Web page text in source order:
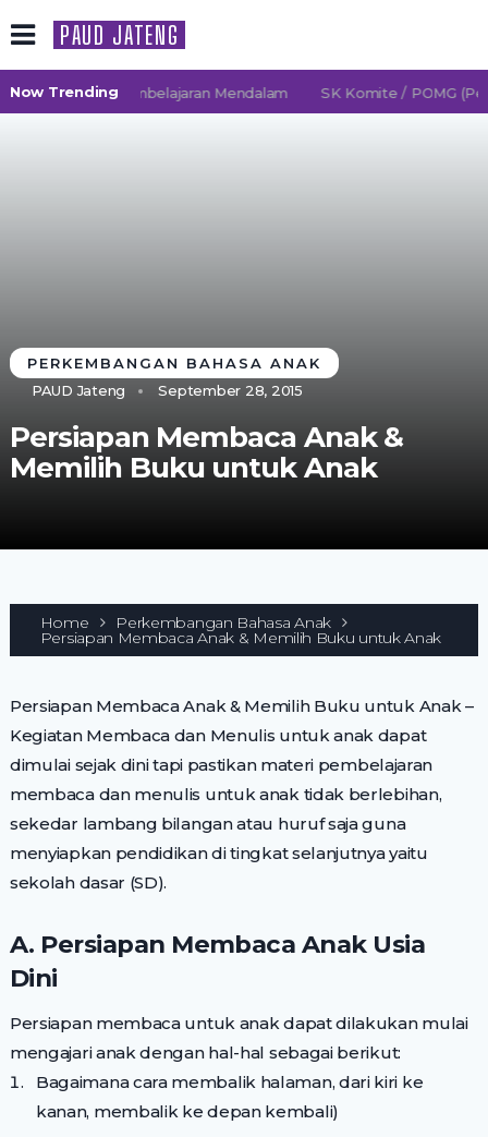
PAUD JATENG
Now Trending
2027 TK Pembelajaran Mendalam SK Komite / POMG
PERKEMBANGAN BAHASA ANAK
PAUD Jateng
September 28, 2015
Persiapan Membaca Anak &
Memilih Buku untuk Anak
Home Perkembangan Bahasa Anak
Persiapan Membaca Anak & Memilih Buku untuk Anak
Persiapan Membaca Anak & Memilih Buku untuk Anak –
Kegiatan Membaca dan Menulis untuk anak dapat
dimulai sejak dini tapi pastikan materi pembelajaran
membaca dan menulis untuk anak tidak berlebihan,
sekedar lambang bilangan atau huruf saja guna
menyiapkan pendidikan di tingkat selanjutnya yaitu
sekolah dasar (SD).
A. Persiapan Membaca Anak Usia
Dini
Persiapan membaca untuk anak dapat dilakukan mulai
mengajari anak dengan hal-hal sebagai berikut:
Bagaimana cara membalik halaman, dari kiri ke
kanan, membalik ke depan kembali)